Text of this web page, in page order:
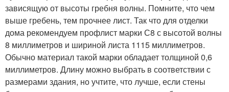
зависящую от высоты гребня волны. Помните, что чем
выше гребень, тем прочнее лист. Так что для отделки
дома рекомендуем профлист марки С8 с высотой волны
8 миллиметров и шириной листа 1115 миллиметров.
Обычно материал такой марки обладает толщиной 0,6
миллиметров. Длину можно выбрать в соответствии с
размерами здания, но учтите, что лучше, если стены